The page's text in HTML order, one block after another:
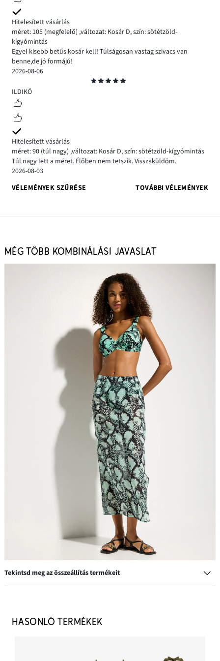
Hitelesített vásárlás
méret: 105 (megfelelő) ,változat: Kosár D,szín: sötétzöld-
kígyómintás
Egyel kisebb betűs kosár kell! Túlságosan vastag szivacs van
benne,de jó formájú!
2026-08-06
5
ILDIKÓ
Hitelesített vásárlás
méret: 90 (túl nagy) ,változat: Kosár D,szín: sötétzöld-kígyómintás
Túl nagy lett a méret. Élőben nem tetszik. Visszaküldöm.
2026-08-03
VÉLEMÉNYEK SZŰRÉSE
TOVÁBBI VÉLEMÉNYEK
MÉG TÖBB KOMBINÁLÁSI JAVASLAT
Tekintsd meg az összeállítás termékeit
4790 Ft
HASONLÓ TERMÉKEK